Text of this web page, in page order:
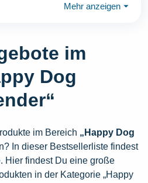
Mehr anzeigen ⏷
im
Dog
im Bereich „Happy Dog
In dieser Bestsellerliste findest
Hier findest Du eine große
in der Kategorie „Happy